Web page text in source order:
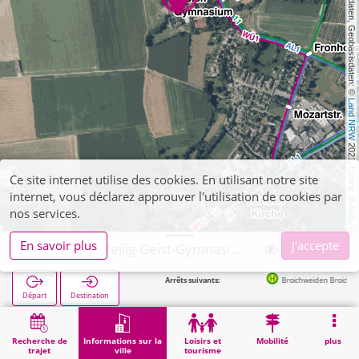
, Kartendaten, Geobasisdaten: ©
Land NRW
2021, Lizenz
dl-de/by-2-0
Recherche de
trajet
Informations sur la
ville
Loisirs et
tourisme
Mobilité plus
Départ Destination
Arrêts suivants: Broichweiden Broich Gymnasium in
Démarrage Informations sur la ville Würselen, Heilig-Geist-Gymnasium HGG
Ce site internet utilise des cookies. En utilisant notre site
internet, vous déclarez approuver l'utilisation de cookies par
nos services.
En savoir plus
J'accepte